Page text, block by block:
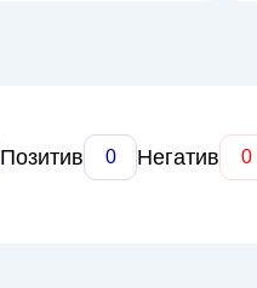
Позитив 0 Негатив 0